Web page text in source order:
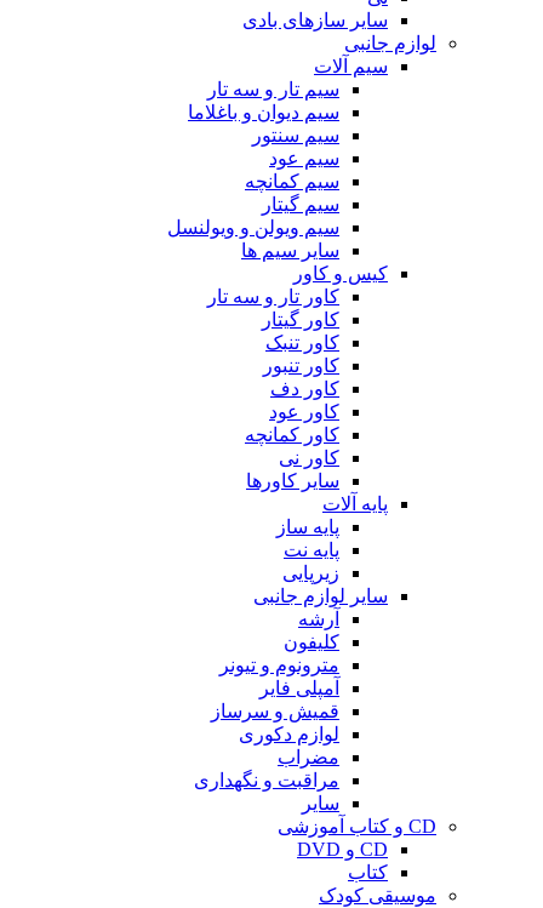
سایر سازهای بادی
لوازم جانبی
سیم آلات
سیم تار و سه تار
سیم دیوان و باغلاما
سیم سنتور
سیم عود
سیم کمانچه
سیم گیتار
سیم ویولن و ویولنسل
سایر سیم ها
کیس و کاور
کاور تار و سه تار
کاور گیتار
کاور تنبک
کاور تنبور
کاور دف
کاور عود
کاور کمانچه
کاور نی
سایر کاورها
پایه آلات
پایه ساز
پایه نت
زیرپایی
سایر لوازم جانبی
آرشه
کلیفون
مترونوم و تیونر
آمپلی فایر
قمیش و سرساز
لوازم دکوری
مضراب
مراقبت و نگهداری
سایر
CD و کتاب آموزشی
CD و DVD
کتاب
موسیقی کودک